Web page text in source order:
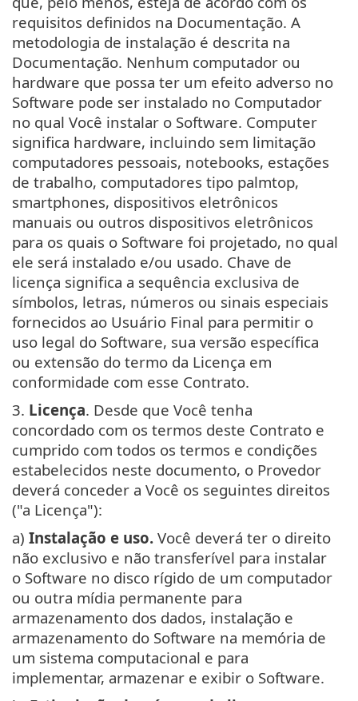
requisitos definidos na Documentação. A
metodologia de instalação é descrita na
Documentação. Nenhum computador ou
hardware que possa ter um efeito adverso no
Software pode ser instalado no Computador
no qual Você instalar o Software. Computer
significa hardware, incluindo sem limitação
computadores pessoais, notebooks, estações
de trabalho, computadores tipo palmtop,
smartphones, dispositivos eletrônicos
manuais ou outros dispositivos eletrônicos
para os quais o Software foi projetado, no qual
ele será instalado e/ou usado. Chave de
licença significa a sequência exclusiva de
símbolos, letras, números ou sinais especiais
fornecidos ao Usuário Final para permitir o
uso legal do Software, sua versão específica
ou extensão do termo da Licença em
conformidade com esse Contrato.
3. Licença. Desde que Você tenha
concordado com os termos deste Contrato e
cumprido com todos os termos e condições
estabelecidos neste documento, o Provedor
deverá conceder a Você os seguintes direitos
("a Licença"):
a) Instalação e uso. Você deverá ter o direito
não exclusivo e não transferível para instalar
o Software no disco rígido de um computador
ou outra mídia permanente para
armazenamento dos dados, instalação e
armazenamento do Software na memória de
um sistema computacional e para
implementar, armazenar e exibir o Software.